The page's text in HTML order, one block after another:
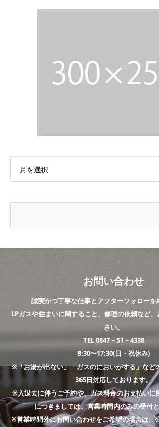
月を選択
お問い合わせ
誠実かつ丁寧な仕事とアフターフォローを
LPガスや住まいに関すること、修理の依頼など
さい。
TEL 0847－51－4338
8:30〜17:30(日・祝休み)
※「お湯が出ない」「ガスのにおいがする」など
365日対応しております。
※入退去に伴うご予約や、ガス料金のお支払いに
につきましては、営業時間内のみの受付と
※営業時間外にお問い合わせをご希望の場合は、